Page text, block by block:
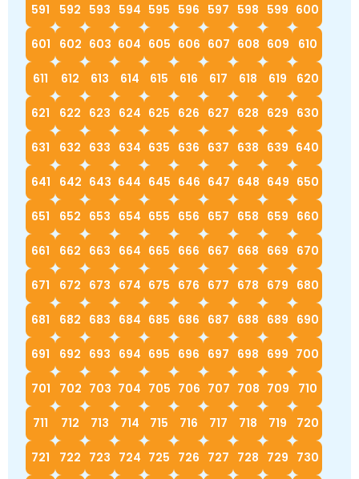
591 592 593 594 595 596 597 598 599 600
601 602 603 604 605 606 607 608 609 610
611 612 613 614 615 616 617 618 619 620
621 622 623 624 625 626 627 628 629 630
631 632 633 634 635 636 637 638 639 640
641 642 643 644 645 646 647 648 649 650
651 652 653 654 655 656 657 658 659 660
661 662 663 664 665 666 667 668 669 670
671 672 673 674 675 676 677 678 679 680
681 682 683 684 685 686 687 688 689 690
691 692 693 694 695 696 697 698 699 700
701 702 703 704 705 706 707 708 709 710
711 712 713 714 715 716 717 718 719 720
721 722 723 724 725 726 727 728 729 730